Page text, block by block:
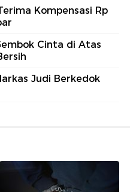
Kompensasi Rp
Cinta di Atas
Judi Berkedok